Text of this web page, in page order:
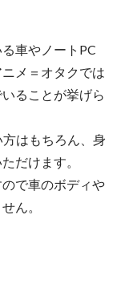
車やノートPC
メ＝オタクでは
ることが挙げら
はもちろん、身
だけます。
で車のボディや
ん。